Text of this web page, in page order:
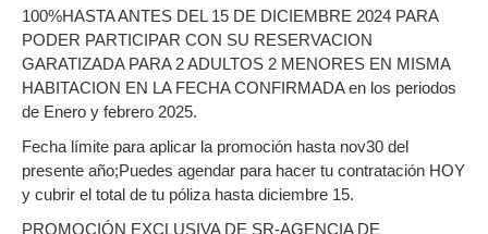
100%HASTA ANTES DEL 15 DE DICIEMBRE 2024 PARA
PODER PARTICIPAR CON SU RESERVACION
GARATIZADA PARA 2 ADULTOS 2 MENORES EN MISMA
HABITACION EN LA FECHA CONFIRMADA en los periodos
de Enero y febrero 2025.
Fecha límite para aplicar la promoción hasta nov30 del
presente año;Puedes agendar para hacer tu contratación HOY
y cubrir el total de tu póliza hasta diciembre 15.
PROMOCIÓN EXCLUSIVA DE SR-AGENCIA DE